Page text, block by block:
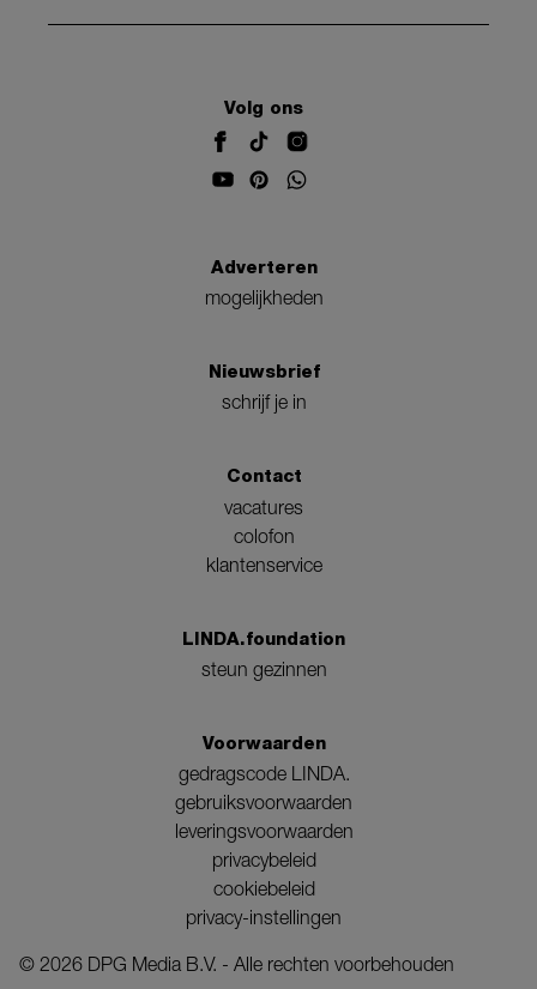
Volg ons
Adverteren
mogelijkheden
Nieuwsbrief
schrijf je in
Contact
vacatures
colofon
klantenservice
LINDA.foundation
steun gezinnen
Voorwaarden
gedragscode LINDA.
gebruiksvoorwaarden
leveringsvoorwaarden
privacybeleid
cookiebeleid
privacy-instellingen
© 2026 DPG Media B.V. - Alle rechten voorbehouden